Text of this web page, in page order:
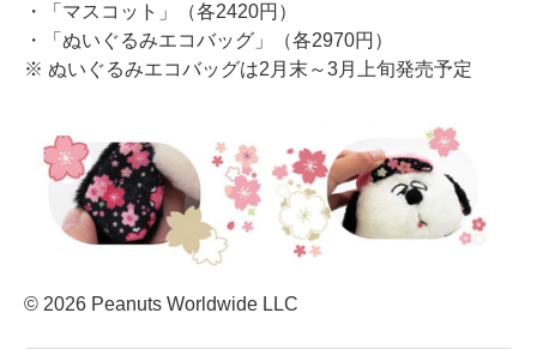
・「マスコット」（各2420円）
・「ぬいぐるみエコバッグ」（各2970円）
※ ぬいぐるみエコバッグは2月末～3月上旬発売予定
© 2026 Peanuts Worldwide LLC